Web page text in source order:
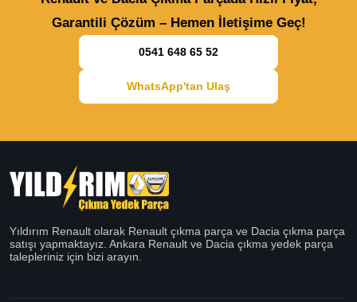
Garantili Çözüm – Hemen İletişime Geç!
0541 648 65 52
WhatsApp'tan Ulaş
Yıldırım Renault olarak Renault çıkma parça ve Dacia çıkma parça
satışı yapmaktayız. Ankara Renault ve Dacia çıkma yedek parça
talepleriniz için bizi arayın.